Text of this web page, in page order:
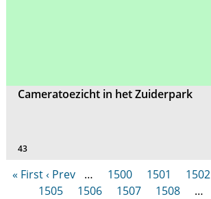
Cameratoezicht in het Zuiderpark
43
« First‹ Prev … 1500 1501 1502
1505
1506 1507 1508 …